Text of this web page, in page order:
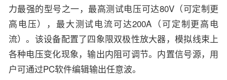
力最强的型号之一，最高测试电压可达80V（可定制更
高电压），最大测试电流可达200A（可定制更高电
流）。该设备配置了四象限双极性放大器，模拟线束上
各种电压变化现象，输出内阻可调节。内置信号源，用
户可通过PC软件编辑输出任意波。